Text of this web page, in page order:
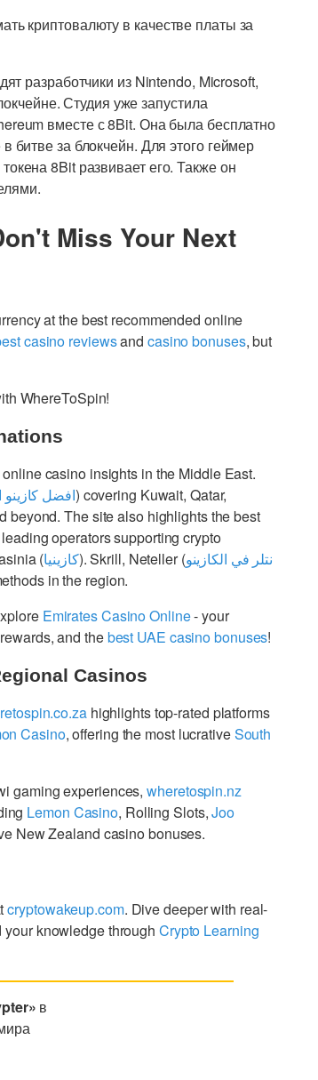
криптовалюту в качестве платы за
разработчики из Nintendo, Microsoft,
Студия уже запустила
вместе с 8Bit. Она была бесплатно
битве за блокчейн. Для этого геймер
8Bit развивает его. Также он
Miss Your Next
at the best recommended online
casino reviewsand casino bonuses, but
WhereToSpin!
casino insights in the Middle East.
افضل كازينو) covering Kuwait, Qatar,
beyond. The site also highlights the best
operators supporting crypto
(كازينيا). Skrill, Neteller (نتلر في الكازينو
in the region.
Emirates Casino Online- your
and thebest UAE casino bonuses!
Casinos
highlights top-rated platforms
Casino, offering the most lucrativeSouth
gaming experiences,wheretospin.nz
Lemon Casino, Rolling Slots,Joo
New Zealand casino bonuses.
cryptowakeup.com. Dive deeper with real-
knowledge through Crypto Learning
в